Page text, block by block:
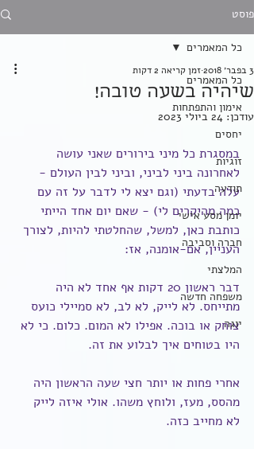
פוסט
כל המאמרים
אימון והתפתחות
יחסים
זוגיות
תודעה
יומן מסע אישי
חברה וסביבה
המלצתי
משפחה חדשה
יוגה
כל המאמרים
שיהיה בשעה טובה!
3 בפבר׳ 2018 זמן קריאה 2 דקות
עודכן: 24 ביולי 2023
במסגרת כל מיני בירורים שאני עושה
לאחרונה ביני לביני, וביני לבין העולם -
עלה בדעתי (וגם יצא לי לדבר על זה עם
כמה מהיקרים לי) - שאם יום אחד הייתי
כותבת כאן, למשל, שהחלטתי להיות, לצורך
העניין, אם-אומנה, אז:
דבר ראשון 20 דקות אף אחד לא היה
מתייחס. לא לייק, לא לב, לא סמיילי כועס
צוחק או בוכה. אפילו לא המום. כלום. כי לא
היו בטוחים איך לבלוע את זה.
אחרי פחות או יותר חצי שעה הראשון היה
מהסס, מעז, ולוחץ משהו. אולי איזה לייק
לא מחייב כזה.